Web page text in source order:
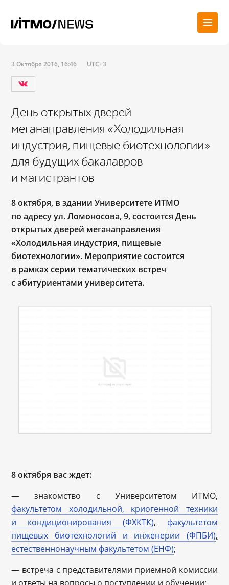
3 Октября 2016, 16:46 UTC+3
День открытых дверей
меганаправления «Холодильная
индустрия, пищевые биотехнологии»
для будущих бакалавров
и магистрантов
8 октября, в здании Университете ИТМО
по адресу ул. Ломоносова, 9, состоится День
открытых дверей меганаправления
«Холодильная индустрия, пищевые
биотехнологии». Мероприятие состоится
в рамках серии тематических встреч
с абитуриентами университета.
8 октября вас ждет:
— знакомство с Университетом ИТМО,
факультетом холодильной, криогенной техники
и кондиционирования (ФХКТК),
факультетом
пищевых биотехнологий и инженерии (ФПБИ),
естественнонаучным факультетом (ЕНФ);
— встреча с представителями приемной комиссии
и ответы на вопросы о поступлении и обучении;